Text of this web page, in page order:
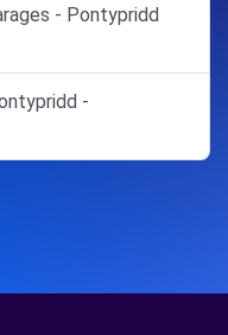
- Pontypridd
-